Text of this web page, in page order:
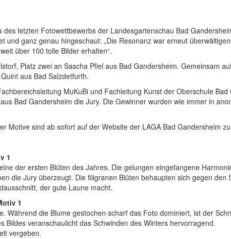
letzten Fotowettbewerbs der Landesgartenschau Bad
und ganz genau hingeschaut: „Die Resonanz war erneut
über 100 tolle Bilder erhalten“.
Platz zwei an Sascha Pfiel aus Bad Gandersheim. Gemeinsam
aus Bad Salzdetfurth.
MuKuBi und Fachleitung Kunst der Oberschule Bad
Bad Gandersheim die Jury. Die Gewinner wurden wie immer in
Motive sind ab sofort auf der Website der LAGA Bad Gandersheim
1
der ersten Blüten des Jahres. Die gelungen eingefangene
die Jury überzeugt. Die filigranen Blüten behaupten sich gegen den
der gute Laune macht.
1
Während die Blume gestochen scharf das Foto dominiert, ist der
Bildes veranschaulicht das Schwinden des Winters hervorragend.
vergeben.